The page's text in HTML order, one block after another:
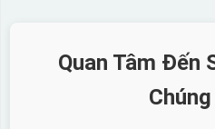
Quan Tâm Đến